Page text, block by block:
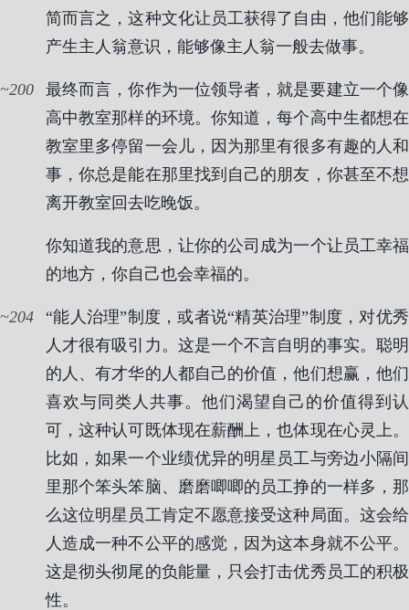
简而言之，这种文化让员工获得了自由，他们能够
产生主人翁意识，能够像主人翁一般去做事。
200
最终而言，你作为一位领导者，就是要建立一个像
高中教室那样的环境。你知道，每个高中生都想在
教室里多停留一会儿，因为那里有很多有趣的人和
事，你总是能在那里找到自己的朋友，你甚至不想
离开教室回去吃晚饭。
你知道我的意思，让你的公司成为一个让员工幸福
的地方，你自己也会幸福的。
204
“能人治理”制度，或者说“精英治理”制度，对优秀
人才很有吸引力。这是一个不言自明的事实。聪明
的人、有才华的人都自己的价值，他们想赢，他们
喜欢与同类人共事。他们渴望自己的价值得到认
可，这种认可既体现在薪酬上，也体现在心灵上。
比如，如果一个业绩优异的明星员工与旁边小隔间
里那个笨头笨脑、磨磨唧唧的员工挣的一样多，那
么这位明星员工肯定不愿意接受这种局面。这会给
人造成一种不公平的感觉，因为这本身就不公平。
这是彻头彻尾的负能量，只会打击优秀员工的积极
性。